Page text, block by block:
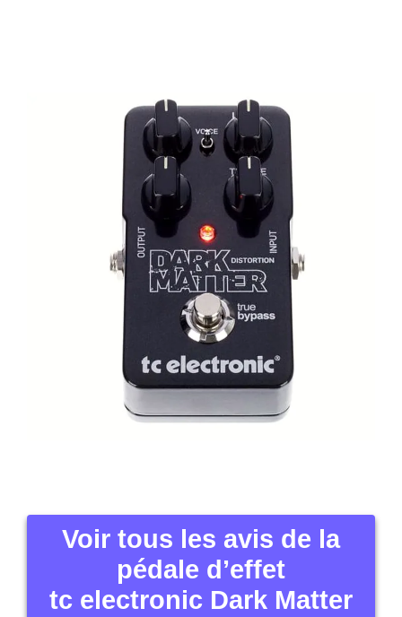
Voir tous les avis de la
pédale d’effet
tc electronic Dark Matter